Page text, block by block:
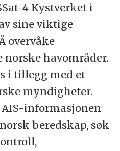
4 Kystverket i
sine viktige
overvåke
havområder.
i tillegg med et
myndigheter.
informasjonen
beredskap, søk